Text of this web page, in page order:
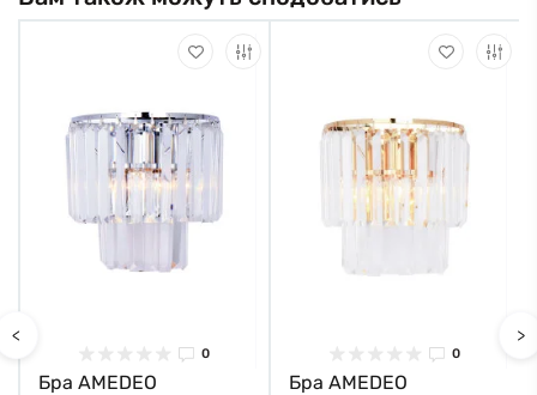
<
0
Бра AMEDEO
0
Бра AMEDEO
>